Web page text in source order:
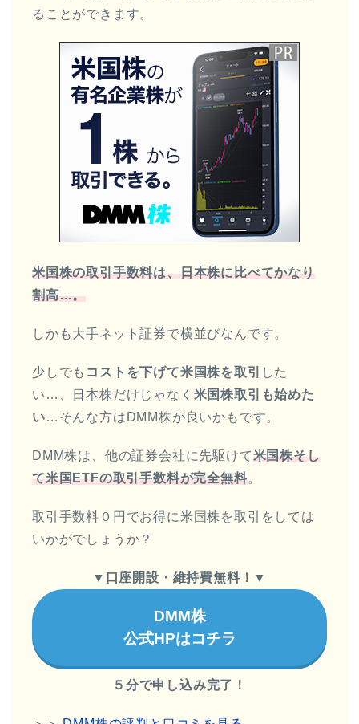
ることができます。
米国株の取引手数料は、日本株に比べてかなり
割高…。
しかも大手ネット証券で横並びなんです。
少しでも コストを下げて米国株を取引
した
い…、日本株だけじゃなく 米国株取引も始めた
い…そんな方はDMM株が良いかもです。
DMM株は、他の証券会社に先駆けて米国株そし
て米国ETFの取引手数料が完全無料。
取引手数料０円でお得に米国株を取引をしては
いかがでしょうか？
▼ 口座開設・維持費無料！ ▼
DMM株
公式HPはコチラ
５分で申し込み完了！